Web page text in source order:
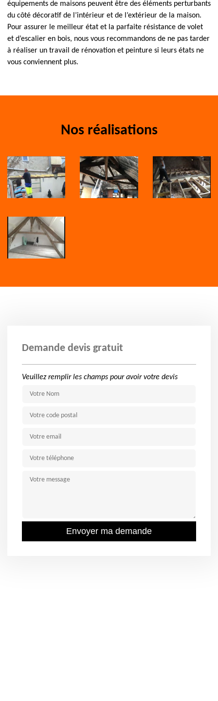
équipements de maisons peuvent être des éléments perturbants
du côté décoratif de l’intérieur et de l’extérieur de la maison.
Pour assurer le meilleur état et la parfaite résistance de volet
et d’escalier en bois, nous vous recommandons de ne pas tarder
à réaliser un travail de rénovation et peinture si leurs états ne
vous conviennent plus.
Nos réalisations
Demande devis gratuit
Veuillez remplir les champs pour avoir votre devis